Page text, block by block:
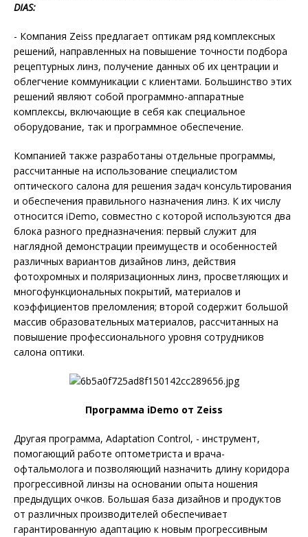
DIAS:
- Компания Zeiss предлагает оптикам ряд комплексных
решений, направленных на повышение точности подбора
рецептурных линз, получение данных об их центрации и
облегчение коммуникации с клиентами. Большинство этих
решений являют собой программно-аппаратные
комплексы, включающие в себя как специальное
оборудование, так и программное обеспечение.
Компанией также разработаны отдельные программы,
рассчитанные на использование специалистом
оптического салона для решения задач консультирования
и обеспечения правильного назначения линз. К их числу
относится iDemo, совместно с которой используются два
блока разного предназначения: первый служит для
наглядной демонстрации преимуществ и особенностей
различных вариантов дизайнов линз, действия
фотохромных и поляризационных линз, просветляющих и
многофункциональных покрытий, материалов и
коэффициентов преломления; второй содержит большой
массив образовательных материалов, рассчитанных на
повышение профессионального уровня сотрудников
салона оптики.
Программа iDemo от Zeiss
Другая программа, Adaptation Control, - инструмент,
помогающий работе оптометриста и врача-
офтальмолога и позволяющий назначить длину коридора
прогрессивной линзы на основании опыта ношения
предыдущих очков. Большая база дизайнов и продуктов
от различных производителей обеспечивает
гарантированную адаптацию к новым прогрессивным